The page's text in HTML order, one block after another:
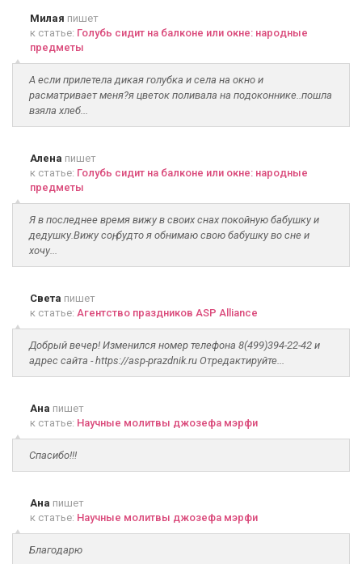
Милая пишет
к статье: Голубь сидит на балконе или окне: народные
предметы
А если прилетела дикая голубка и села на окно и
расматривает меня?я цветок поливала на подоконнике..пошла
взяла хлеб...
Алена пишет
к статье: Голубь сидит на балконе или окне: народные
предметы
Я в последнее время вижу в своих снах покойную бабушку и
дедушку.Вижу соң, будто я обнимаю свою бабушку во сне и
хочу...
Света пишет
к статье: Агентство праздников ASP Alliance
Добрый вечер! Изменился номер телефона 8(499)394-22-42 и
адрес сайта - https://asp-prazdnik.ru Отредактируйте...
Ана пишет
к статье: Научные молитвы джозефа мэрфи
Спасибо!!!
Ана пишет
к статье: Научные молитвы джозефа мэрфи
Благодарю